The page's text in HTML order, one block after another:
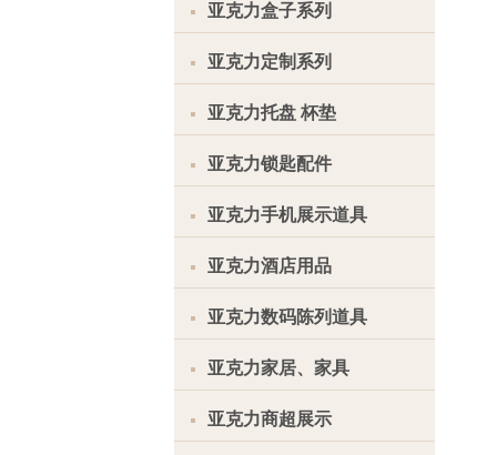
亚克力盒子系列
亚克力定制系列
亚克力托盘 杯垫
亚克力锁匙配件
亚克力手机展示道具
亚克力酒店用品
亚克力数码陈列道具
亚克力家居、家具
亚克力商超展示